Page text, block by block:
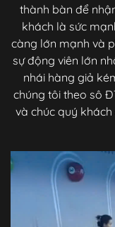
thành bàn để
khách là sức
càng lớn mạnh và
sự động viên lớn
nhái hàng giả
chúng tôi theo sô
và chúc quý